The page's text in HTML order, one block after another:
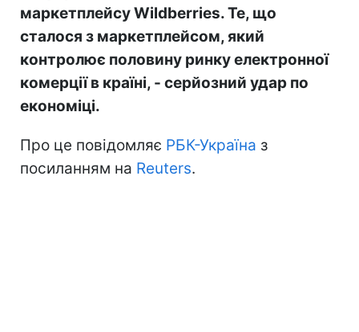
маркетплейсу Wildberries. Те, що
сталося з маркетплейсом, який
контролює половину ринку електронної
комерції в країні, - серйозний удар по
економіці.
Про це повідомляє РБК-Україна з
посиланням на Reuters.